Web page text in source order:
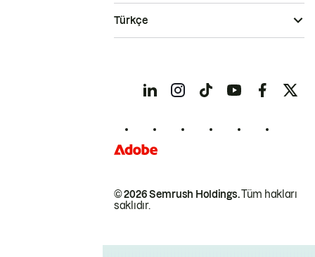
© 2026 Semrush Holdings.Tüm hakları
saklıdır.
Türkçe